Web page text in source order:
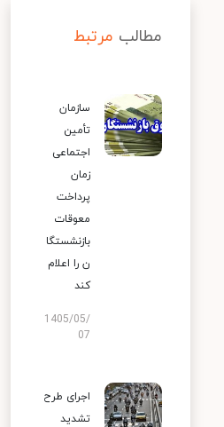
مطالب مرتبط
سازمان
تأمین
اجتماعی
زمان
پرداخت
معوقات
بازنشستگا
ن را اعلام
کند
1405/05/
07
اجرای طرح
تشدید